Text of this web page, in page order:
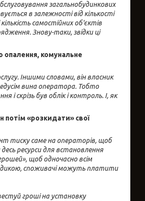
загальнобудинкових
в залежності від кількості
самостійних об'єктів
Знову-таки, звідки ці
опалення, комунальне
Іншими словами, він власник
вина оператора. Тобто
скрізь був облік і контроль. І, як
потім «розкидати» свої
тиску саме на операторів, щоб
десь ресурси для встановлення
щоб одночасно всім
споживачі можуть платити
гроші на установку